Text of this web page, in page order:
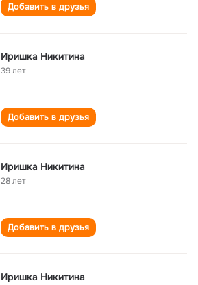
Добавить в друзья
Иришка Никитина
39 лет
Добавить в друзья
Иришка Никитина
28 лет
Добавить в друзья
Иришка Никитина